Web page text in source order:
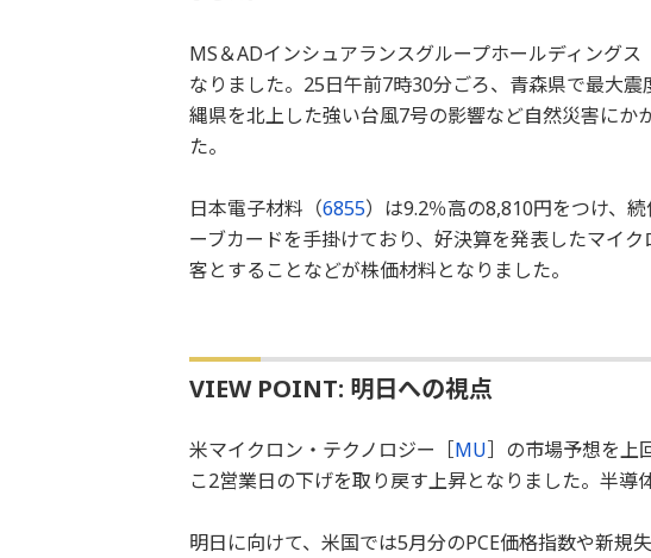
MS＆ADインシュアランスグループホールディングス
なりました。25日午前7時30分ごろ、青森県で最大
縄県を北上した強い台風7号の影響など自然災害にか
た。
日本電子材料（6855）は9.2％高の8,810円をつけ、
ーブカードを手掛けており、好決算を発表したマイ
客とすることなどが株価材料となりました。
VIEW POINT: 明日への視点
米マイクロン・テクノロジー［MU］の市場予想を上
こ2営業日の下げを取り戻す上昇となりました。半導
明日に向けて、米国では5月分のPCE価格指数や新規